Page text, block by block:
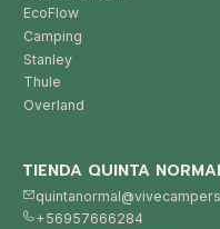
EcoFlow
Camping
Stanley
Thule
Overland
TIENDA QUINTA
+56957666284